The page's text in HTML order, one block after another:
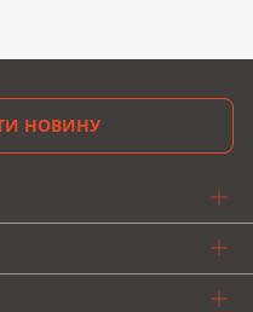
НОВИНУ